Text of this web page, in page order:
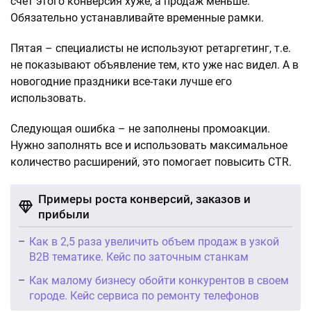
Обязательно устанавливайте временные рамки.
Пятая – специалисты не используют ретаргетинг, т.е.
не показывают объявление тем, кто уже нас видел. А в
новогодние праздники все-таки лучше его
использовать.
Следующая ошибка – не заполнены промоакции.
Нужно заполнять все и использовать максимальное
количество расширений, это помогает повысить CTR.
Примеры роста конверсий, заказов и
прибыли
Как в 2,5 раза увеличить объем продаж в узкой
B2B тематике. Кейс по заточным станкам
Как малому бизнесу обойти конкурентов в своем
городе. Кейс сервиса по ремонту телефонов